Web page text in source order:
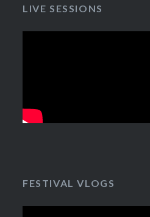
LIVE SESSIONS
FESTIVAL VLOGS